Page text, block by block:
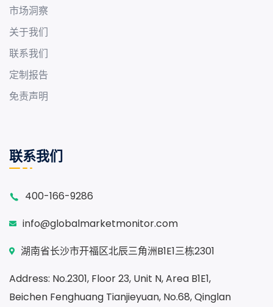
市场洞察
关于我们
联系我们
定制报告
免责声明
联系我们
400-166-9286
info@globalmarketmonitor.com
湖南省长沙市开福区北辰三角洲B1E1三栋2301
Address: No.2301, Floor 23, Unit N, Area B1E1,
Beichen Fenghuang Tianjieyuan, No.68, Qinglan